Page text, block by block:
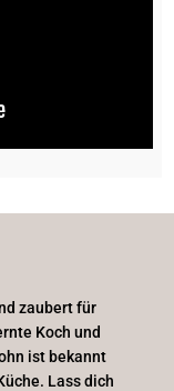
zaubert für
Koch und
ist bekannt
Lass dich